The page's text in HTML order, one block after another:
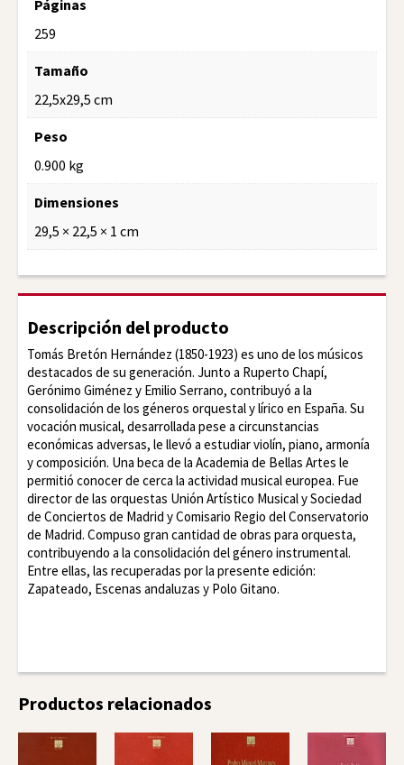
Páginas
259
Tamaño
22,5x29,5 cm
Peso
0.900 kg
Dimensiones
29,5 × 22,5 × 1 cm
Descripción del producto
Tomás Bretón Hernández (1850-1923) es uno de los músicos
destacados de su generación. Junto a Ruperto Chapí,
Gerónimo Giménez y Emilio Serrano, contribuyó a la
consolidación de los géneros orquestal y lírico en España. Su
vocación musical, desarrollada pese a circunstancias
económicas adversas, le llevó a estudiar violín, piano, armonía
y composición. Una beca de la Academia de Bellas Artes le
permitió conocer de cerca la actividad musical europea. Fue
director de las orquestas Unión Artístico Musical y Sociedad
de Conciertos de Madrid y Comisario Regio del Conservatorio
de Madrid. Compuso gran cantidad de obras para orquesta,
contribuyendo a la consolidación del género instrumental.
Entre ellas, las recuperadas por la presente edición:
Zapateado, Escenas andaluzas y Polo Gitano.
Productos relacionados